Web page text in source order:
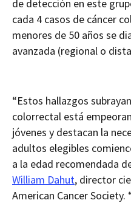
de detección en este
cada 4 casos de cáncer
menores de 50 años se
avanzada (regional o
“Estos hallazgos
colorrectal está
jóvenes y destacan la
adultos elegibles
a la edad recomendada
William Dahut, director
American Cancer Society.